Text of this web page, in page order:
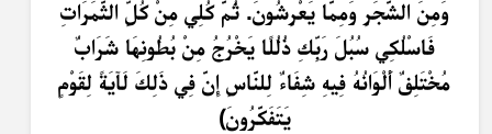
ومن الشجر ومما يعرشون.ثُم كلي من كل الثَّمرات
فاسلكي سبل ربك ِذُللا يخرج من بُطُونِهَا شراب
مختلف أَلوانُهُ فيهِ شفاءٌ للناس إِن في ذَلك لَآيَةً لقوم
يتفكرون﴾